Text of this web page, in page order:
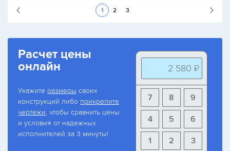
1 2 3
Следующая
Расчет цены
онлайн
Укажите размеры своих
конструкций либо прикрепите
чертежи, чтобы сравнить цены
и условия от надежных
исполнителей за 3 минуты!
2 580 ₽
9
8
7
6
5
4
3
2
1